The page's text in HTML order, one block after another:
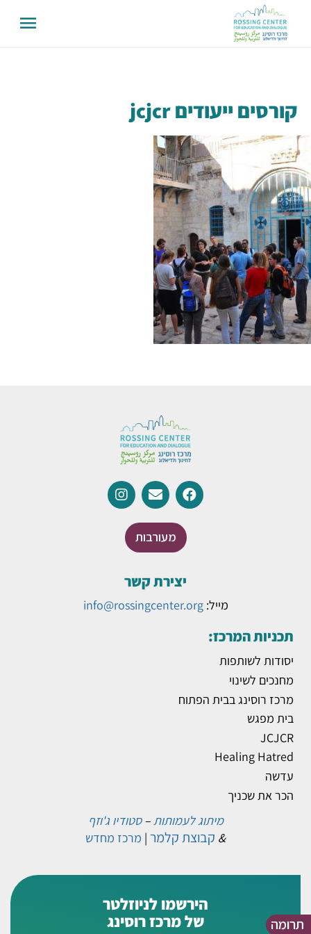
קורסים ייעודים jcjcr
תרומה
מעורבות
יצירת קשר
מייל:info@rossingcenter.org
תכניות המרכז:
יסודות לשותפות
מחנכים לשינוי
מרכז רוסינג בבית הפתוח
בית מפגש
JCJCR
Healing Hatred
עדשה
הכר את שכניך
מיתוג לעמותות–סטודיו ג'וזף
& קבוצת קלמר | מרכז מחדש
הירשמו לניוזלטר
של מרכז רוסינג